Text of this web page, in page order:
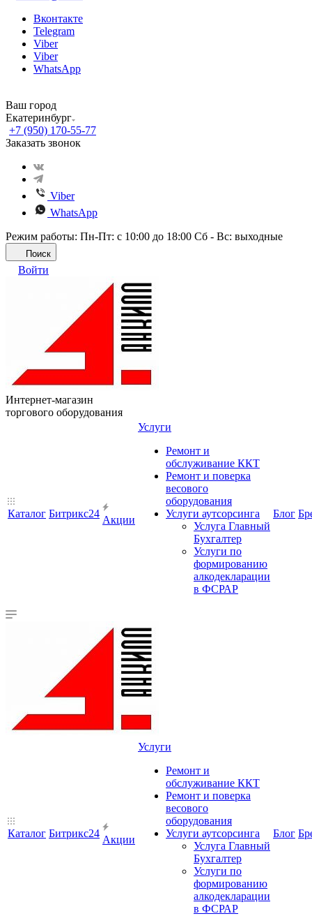
Вконтакте
Telegram
Viber
Viber
WhatsApp
Ваш город
Екатеринбург
+7 (950) 170-55-77
Заказать звонок
Viber
WhatsApp
Режим работы: Пн-Пт: с 10:00 до 18:00 Сб - Вс: выходные
Поиск
Войти
Интернет-магазин
торгового оборудования
Каталог Битрикс24
Акции
Услуги
Ремонт и
обслуживание ККТ
Ремонт и поверка
весового
оборудования
Услуги аутсорсинга
Услуга Главный
Бухгалтер
Услуги по
формированию
алкодекларации
в ФСРАР
Блог
Каталог Битрикс24
Акции
Услуги
Ремонт и
обслуживание ККТ
Ремонт и поверка
весового
оборудования
Услуги аутсорсинга
Услуга Главный
Бухгалтер
Услуги по
формированию
алкодекларации
в ФСРАР
Блог